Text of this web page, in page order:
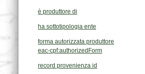
è produttore di
ha sottotipologia ente
forma autorizzata produttore
eac-cpf:authorizedForm
record provenienza id